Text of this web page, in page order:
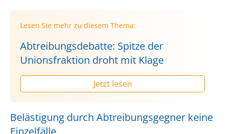
Lesen Sie mehr zu diesem Thema:
Abtreibungsdebatte: Spitze der
Unionsfraktion droht mit Klage
Jetzt lesen
Belästigung durch Abtreibungsgegner keine
Einzelfälle